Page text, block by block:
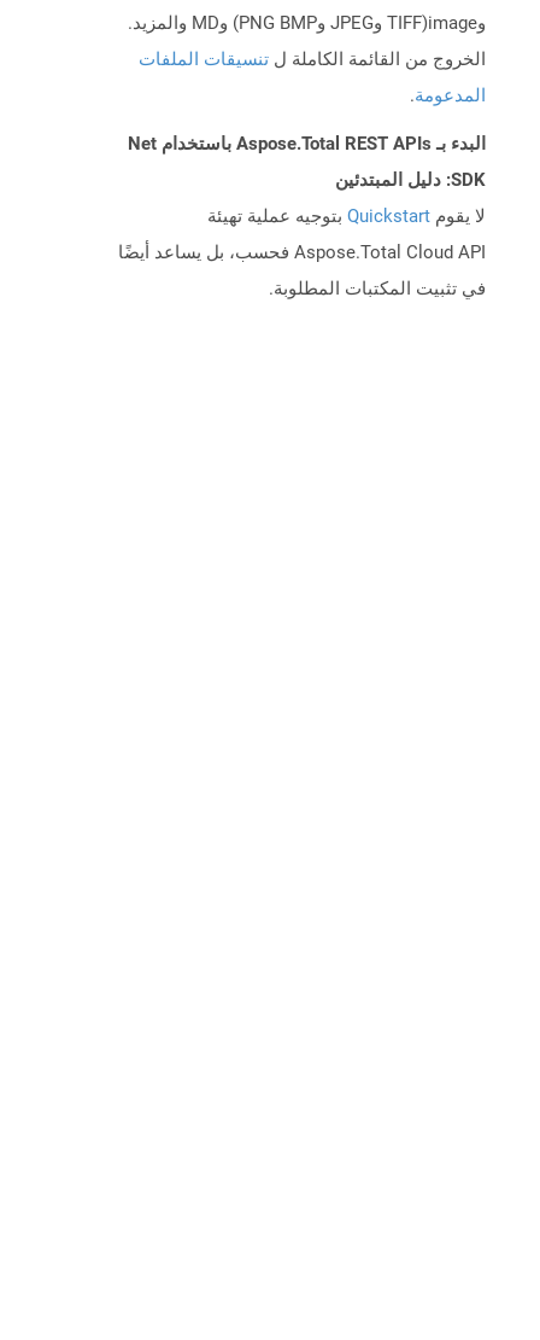
وimage(TIFF وJPEG وPNG BMP) وMD والمزيد.
الخروج من القائمة الكاملة ل تنسيقات الملفات
المدعومة.
البدء بـ Aspose.Total REST APIs باستخدام Net
SDK: دليل المبتدئين
لا يقوم Quickstart بتوجيه عملية تهيئة
Aspose.Total Cloud API فحسب، بل يساعد أيضًا
في تثبيت المكتبات المطلوبة.